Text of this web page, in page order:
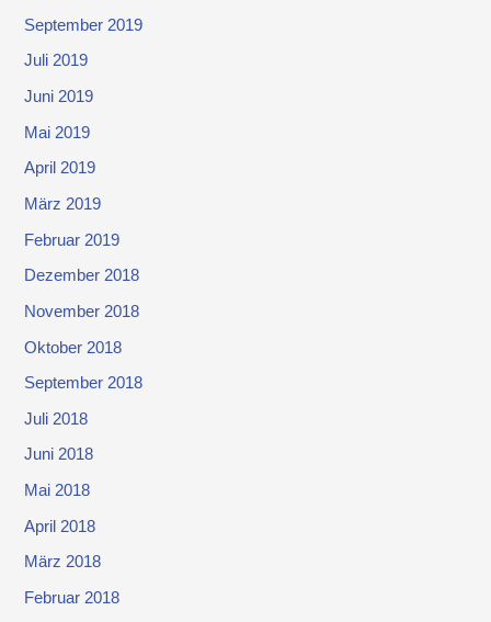
September 2019
Juli 2019
Juni 2019
Mai 2019
April 2019
März 2019
Februar 2019
Dezember 2018
November 2018
Oktober 2018
September 2018
Juli 2018
Juni 2018
Mai 2018
April 2018
März 2018
Februar 2018